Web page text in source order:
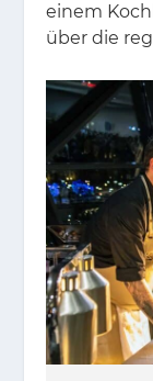
ei­nem
über die